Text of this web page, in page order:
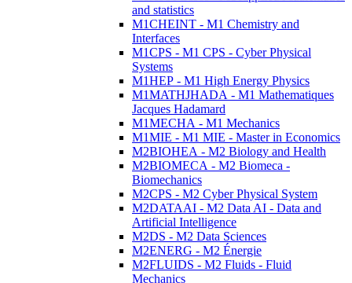
and statistics
M1CHEINT - M1 Chemistry and
Interfaces
M1CPS - M1 CPS - Cyber Physical
Systems
M1HEP - M1 High Energy Physics
M1MATHJHADA - M1 Mathematiques
Jacques Hadamard
M1MECHA - M1 Mechanics
M1MIE - M1 MIE - Master in Economics
M2BIOHEA - M2 Biology and Health
M2BIOMECA - M2 Biomeca -
Biomechanics
M2CPS - M2 Cyber Physical System
M2DATAAI - M2 Data AI - Data and
Artificial Intelligence
M2DS - M2 Data Sciences
M2ENERG - M2 Énergie
M2FLUIDS - M2 Fluids - Fluid
Mechanics